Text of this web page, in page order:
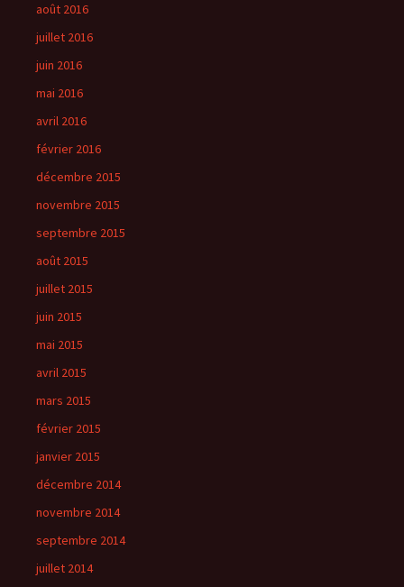
août 2016
juillet 2016
juin 2016
mai 2016
avril 2016
février 2016
décembre 2015
novembre 2015
septembre 2015
août 2015
juillet 2015
juin 2015
mai 2015
avril 2015
mars 2015
février 2015
janvier 2015
décembre 2014
novembre 2014
septembre 2014
juillet 2014